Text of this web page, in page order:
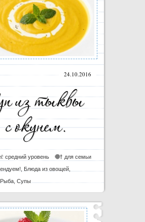
24.10.2016
для семьи
средний уровень
Блюда из овощей,
Рыба, Супы